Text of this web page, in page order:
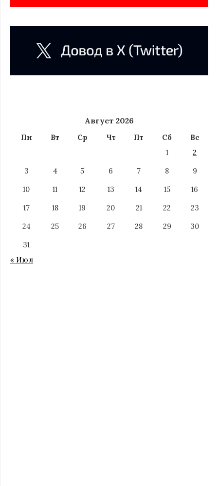
Август 2026
Пн Вт Ср Чт Пт Сб
Вс
1
2
3
4 5 6 7 8
9
10
11 12 13 14 15
16
17
18 19 20 21 22
23
24
25 26 27 28 29
30
31
« Июл